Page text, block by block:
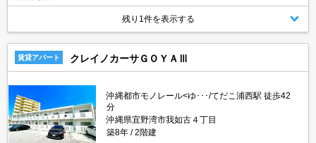
残り1件を表示する
賃貸アパート クレイノカーサＧＯＹＡⅢ
沖縄都市モノレール<ゆ･･･/てだこ浦西駅 徒歩42
分
沖縄県宜野湾市我如古４丁目
築8年
2階建